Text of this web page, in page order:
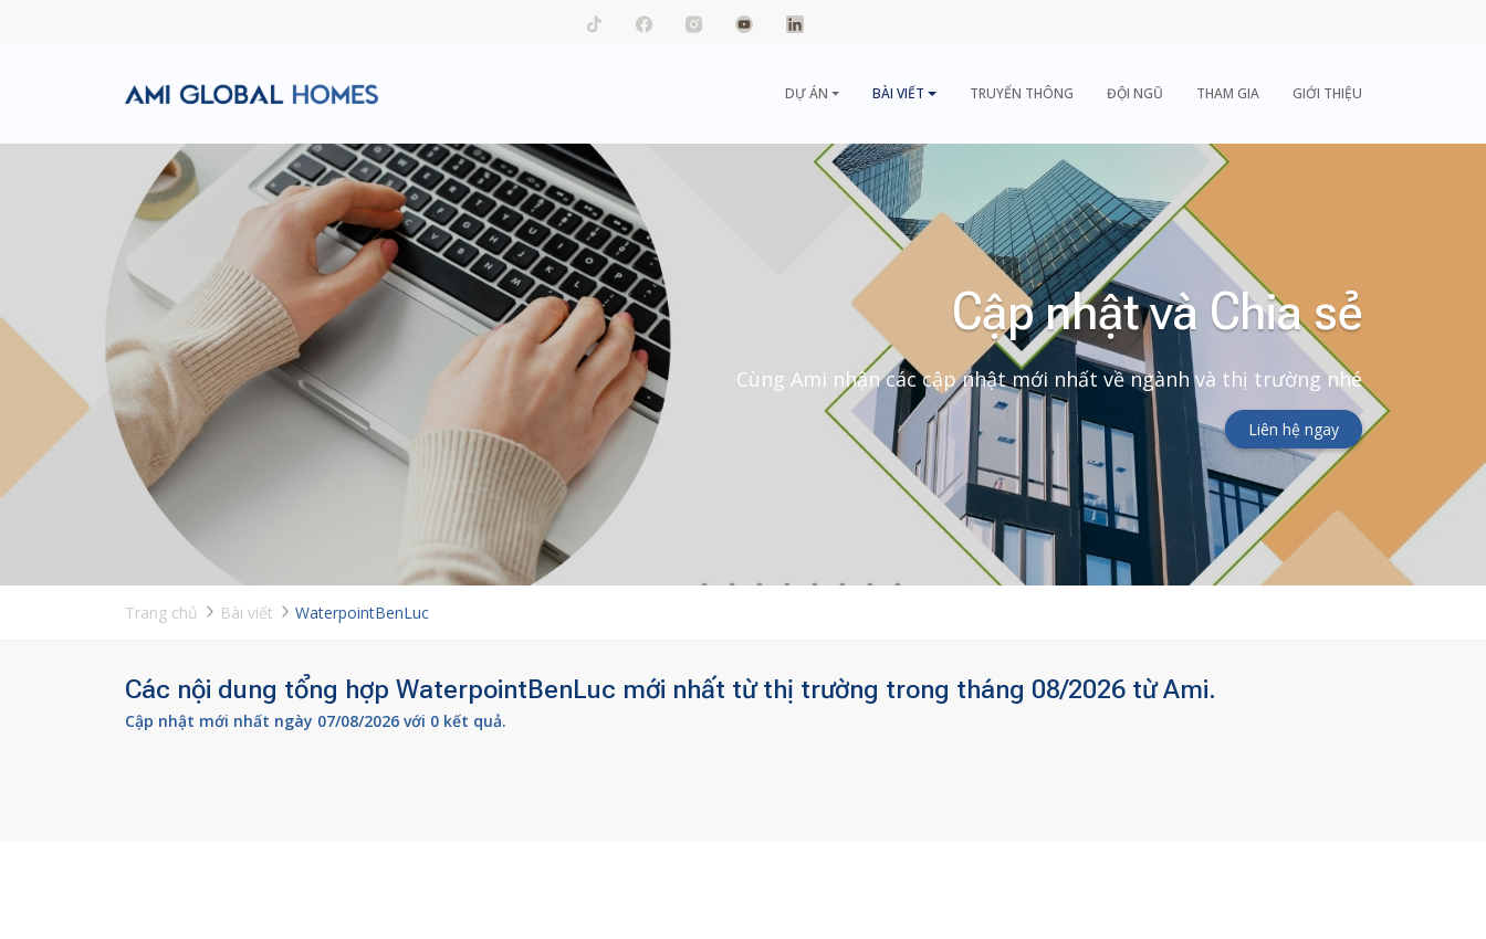
DỰ ÁN BÀI VIẾT TRUYỂN THÔNG ĐỘI NGŨ THAM GIA GIỚI THIỆU
Cập nhật và Chia sẻ
Cùng Ami nhận các cập nhật mới nhất về ngành và thị trường nhé
Liên hệ ngay
Trang chủ Bài viết WaterpointBenLuc
Các nội dung tổng hợp WaterpointBenLuc mới nhất từ thị trường trong tháng 08/2026 từ Ami.
Cập nhật mới nhất ngày 07/08/2026 với 0 kết quả.